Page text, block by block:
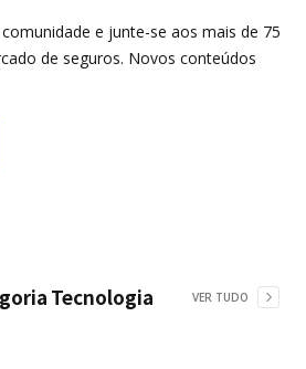
e junte-se aos mais de 75
de seguros. Novos conteúdos
Tecnologia VER TUDO